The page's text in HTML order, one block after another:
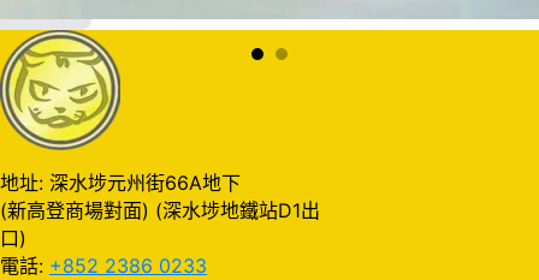
地址: 深水埗元州街66A地下
(新高登商場對面) (深水埗地鐵站D1出
口)
電話: +852 2386 0233